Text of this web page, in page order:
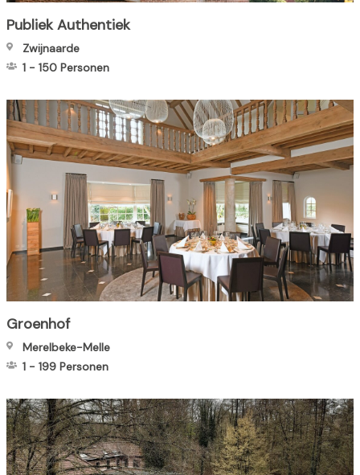
Publiek Authentiek
Zwijnaarde
1 - 150 Personen
Groenhof
Merelbeke-Melle
1 - 199 Personen